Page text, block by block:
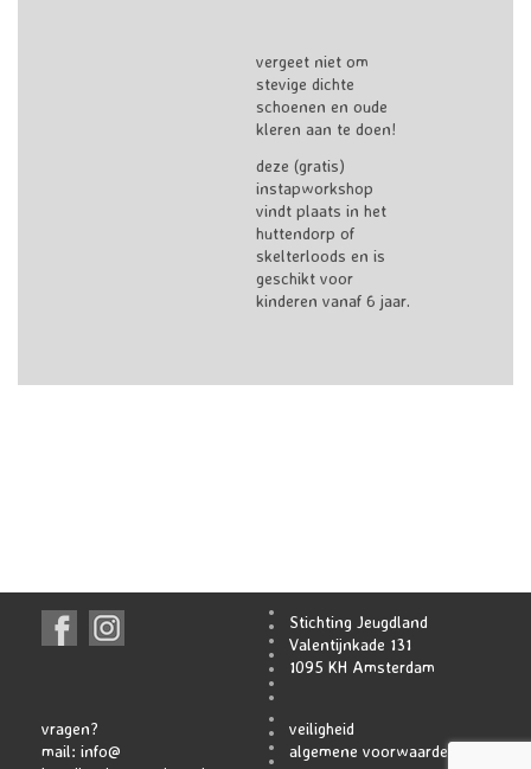
vergeet niet om
stevige dichte
schoenen en oude
kleren aan te doen!
deze (gratis)
instapworkshop
vindt plaats in het
huttendorp of
skelterloods en is
geschikt voor
kinderen vanaf 6 jaar.
Stichting Jeugdland
Valentijnkade 131
1095 KH Amsterdam
vragen?
mail: info@
veiligheid
algemene voorwaarden